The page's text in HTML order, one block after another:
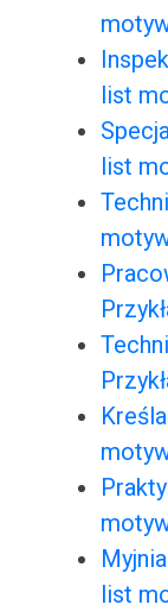
list
list
list